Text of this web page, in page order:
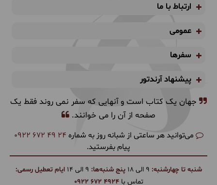
ارتباط با ما
عمومی
سفرها
پیشنهاد آرندتور
جهان یک کتاب است و آنهایی که سفر نمی روند فقط یک
صفحه از آن را می خوانند.
می‌توانید هر ساعتی از شبانه روز به شماره 0922 672 49 24
پیام بفرستید.
شنبه تا چهارشنبه: پنج شنبه‌ها:
ایام تعطیل رسمی:
تماس با0922 672 4924